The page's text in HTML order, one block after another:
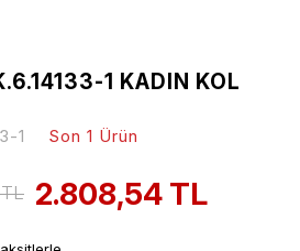
1 KADIN KOL
1 Son 1 Ürün
2.808,54 TL